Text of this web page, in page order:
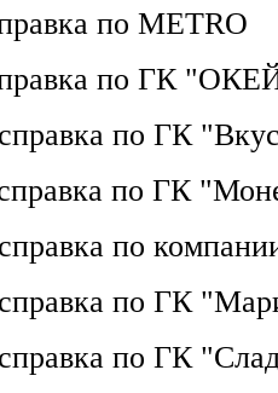
по METRO
по ГК
по ГК
по ГК
по
по ГК
по ГК